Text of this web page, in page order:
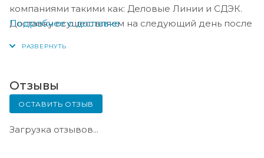
компаниями такими как: Деловые Линии и СДЭК.
Доставку осуществляем на следующий день после
Подробнее о доставке
Отзывы
ОСТАВИТЬ ОТЗЫВ
Загрузка отзывов...